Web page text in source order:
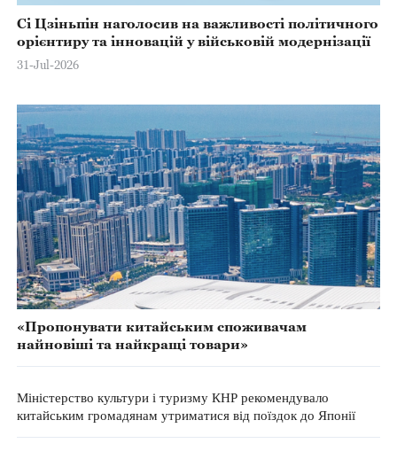
Сі Цзіньпін наголосив на важливості політичного
орієнтиру та інновацій у військовій модернізації
31-Jul-2026
«Пропонувати китайським споживачам
найновіші та найкращі товари»
Міністерство культури і туризму КНР рекомендувало
китайським громадянам утриматися від поїздок до Японії